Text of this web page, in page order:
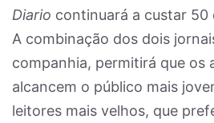
Diario continuará a custar 50
A combinação dos dois
companhia, permitirá que os
alcancem o público mais
leitores mais velhos, que